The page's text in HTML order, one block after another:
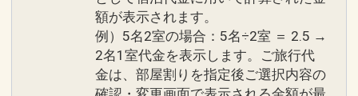
フトセットをご用意
※詳細はお問い合わせください。
※旅行代金に含まれます。
●ザ シギラリフト「オーシャンスカイ」
滞在中往復乗車券１回付
※荒天候・点検時による運休は除く
額が表示されます。
例）5名2室の場合：5名÷2室 ＝ 2.5 →
2名1室代金を表示します。ご旅行代
金は、部屋割りを指定後ご選択内容の